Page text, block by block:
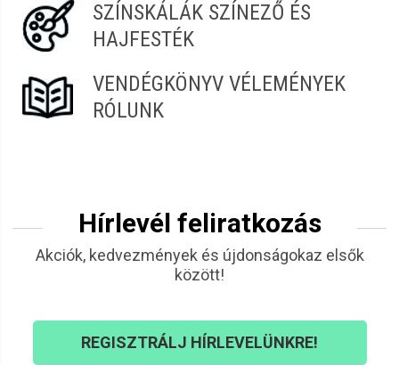
SZÍNSKÁLÁK SZÍNEZŐ ÉS
HAJFESTÉK
VENDÉGKÖNYV VÉLEMÉNYEK
RÓLUNK
Hírlevél feliratkozás
Akciók, kedvezmények és újdonságokaz elsők
között!
REGISZTRÁLJ HÍRLEVELÜNKRE!